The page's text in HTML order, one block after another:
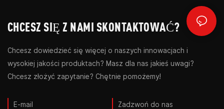
CHCESZ SIĘ Z NAMI SKONTAKTOWAĆ?
Chcesz dowiedzieć się więcej o naszych innowacjach i
wysokiej jakości produktach? Masz dla nas jakieś uwagi?
Chcesz złożyć zapytanie? Chętnie pomożemy!
E-mail Zadzwoń do nas